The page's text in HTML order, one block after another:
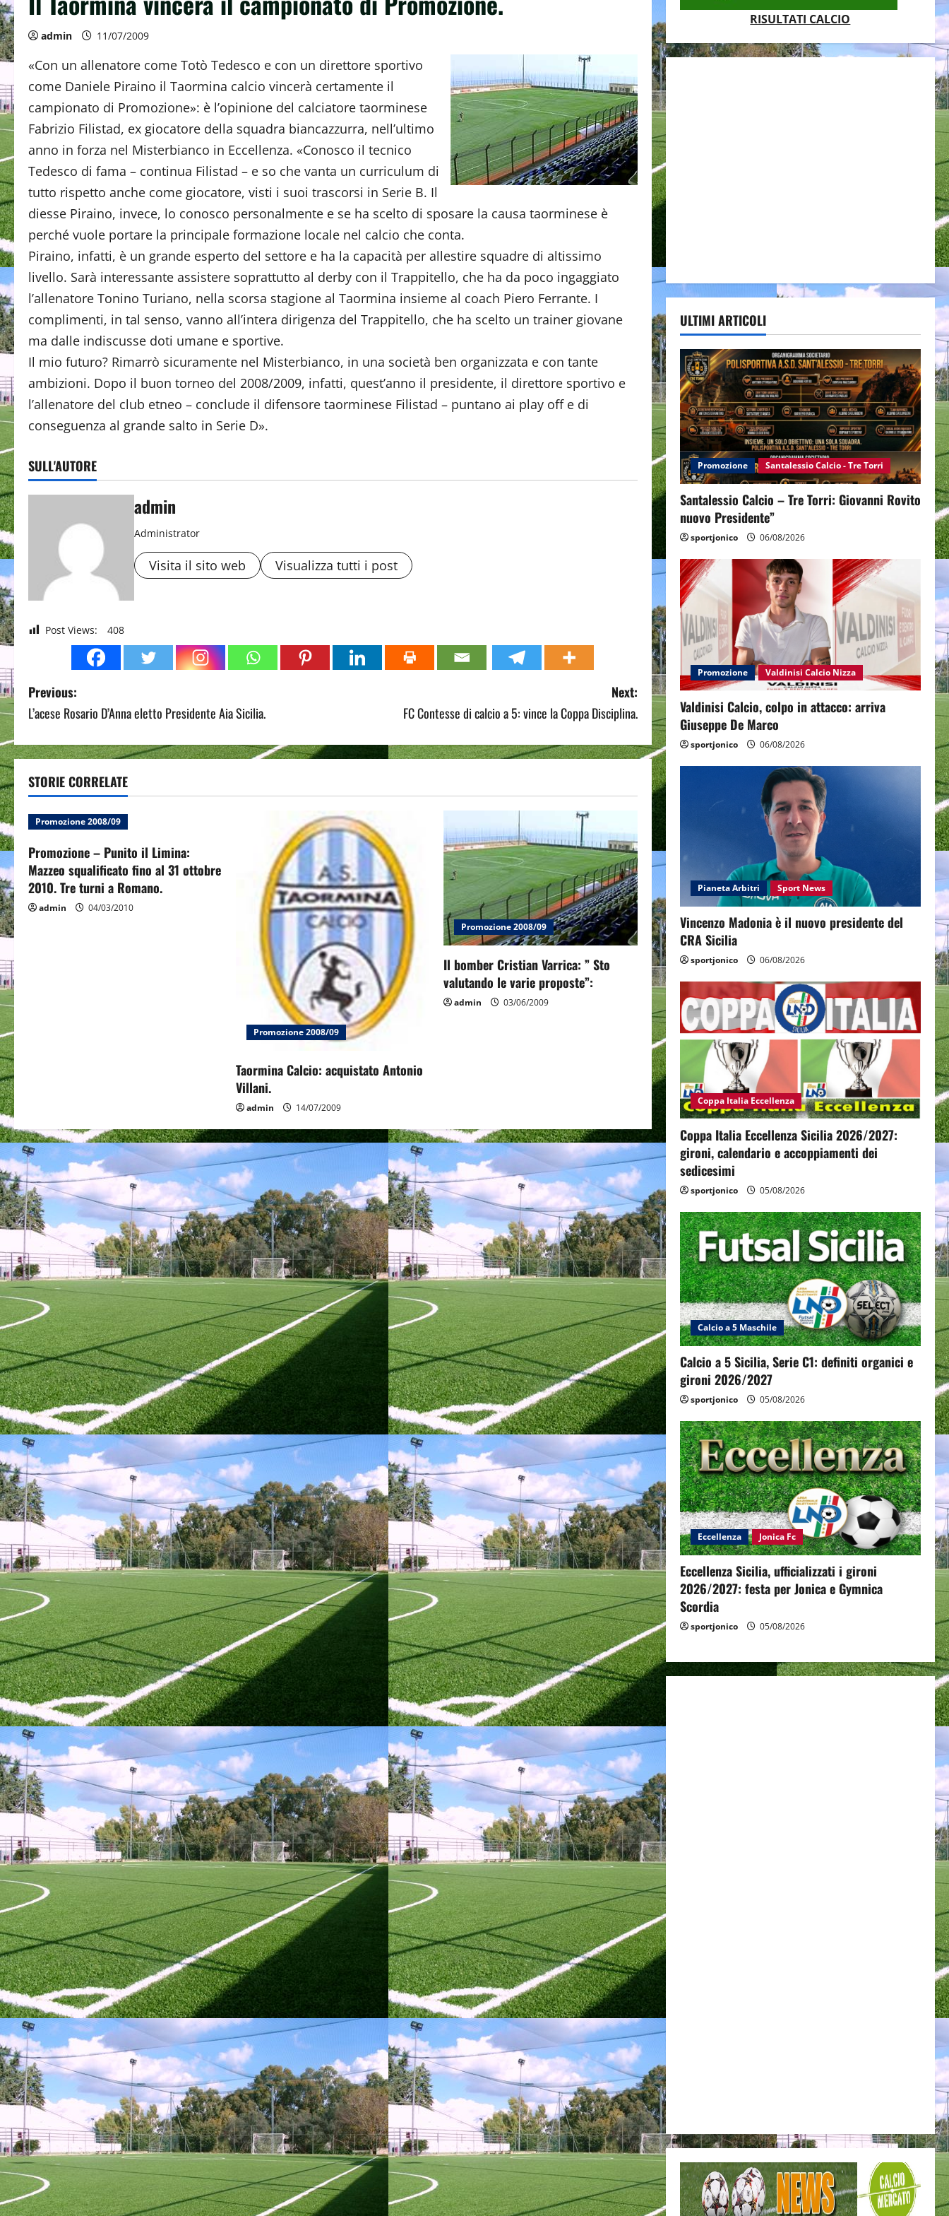
admin 11/07/2009
«Con un allenatore come Totò Tedesco e con un direttore sportivo
come Daniele Piraino il Taormina calcio vincerà certamente il
campionato di Promozione»: è l’opinione del calciatore taorminese
Fabrizio Filistad, ex giocatore della squadra biancazzurra, nell’ultimo
anno in forza nel Misterbianco in Eccellenza. «Conosco il tecnico
Tedesco di fama – continua Filistad – e so che vanta un curriculum di
tutto rispetto anche come giocatore, visti i suoi trascorsi in Serie B. Il
diesse Piraino, invece, lo conosco personalmente e se ha scelto di sposare la causa taorminese è
perché vuole portare la principale formazione locale nel calcio che conta.
Piraino, infatti, è un grande esperto del settore e ha la capacità per allestire squadre di altissimo
livello. Sarà interessante assistere soprattutto al derby con il Trappitello, che ha da poco ingaggiato
l’allenatore Tonino Turiano, nella scorsa stagione al Taormina insieme al coach Piero Ferrante. I
complimenti, in tal senso, vanno all’intera dirigenza del Trappitello, che ha scelto un trainer giovane
ma dalle indiscusse doti umane e sportive.
Il mio futuro? Rimarrò sicuramente nel Misterbianco, in una società ben organizzata e con tante
ambizioni. Dopo il buon torneo del 2008/2009, infatti, quest’anno il presidente, il direttore sportivo e
l’allenatore del club etneo – conclude il difensore taorminese Filistad – puntano ai play off e di
conseguenza al grande salto in Serie D».
SULL'AUTORE
admin
Administrator
Visita il sito web Visualizza tutti i post
Post Views: 408
P
o
s
t
n
a
v
i
Previous:
L’acese Rosario D’Anna eletto Presidente Aia Sicilia.
Next:
FC Contesse di calcio a 5: vince la Coppa Disciplina.
STORIE CORRELATE
Promozione 2008/09
Promozione – Punito il Limina:
Mazzeo squalificato fino al 31 ottobre
2010. Tre turni a Romano.
admin 04/03/2010
Promozione 2008/09
Taormina Calcio: acquistato Antonio
Villani.
admin 14/07/2009
Promozione 2008/09
Il bomber Cristian Varrica: ” Sto
valutando le varie proposte”:
admin 03/06/2009
RISULTATI CALCIO
ULTIMI ARTICOLI
Promozione Santalessio Calcio - Tre Torri
Santalessio Calcio – Tre Torri: Giovanni Rovito
nuovo Presidente”
sportjonico 06/08/2026
Promozione Valdinisi Calcio Nizza
Valdinisi Calcio, colpo in attacco: arriva
Giuseppe De Marco
sportjonico 06/08/2026
Pianeta Arbitri Sport News
Vincenzo Madonia è il nuovo presidente del
CRA Sicilia
sportjonico 06/08/2026
Coppa Italia Eccellenza
Coppa Italia Eccellenza Sicilia 2026/2027:
gironi, calendario e accoppiamenti dei
sedicesimi
sportjonico 05/08/2026
Calcio a 5 Maschile
Calcio a 5 Sicilia, Serie C1: definiti organici e
gironi 2026/2027
sportjonico 05/08/2026
Eccellenza Jonica Fc
Eccellenza Sicilia, ufficializzati i gironi
2026/2027: festa per Jonica e Gymnica
Scordia
sportjonico 05/08/2026